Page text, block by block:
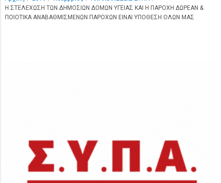
Η ΣΤΕΛΕΧΩΣΗ ΤΩΝ ΔΗΜΟΣΙΩΝ ΔΟΜΩΝ ΥΓΕΙΑΣ ΚΑΙ Η ΠΑΡΟΧΗ ΔΩΡΕΑΝ &
ΠΟΙΟΤΙΚΑ ΑΝΑΒΑΘΜΙΣΜΕΝΩΝ ΠΑΡΟΧΩΝ ΕΙΝΑΙ ΥΠΟΘΕΣΗ ΟΛΩΝ ΜΑΣ